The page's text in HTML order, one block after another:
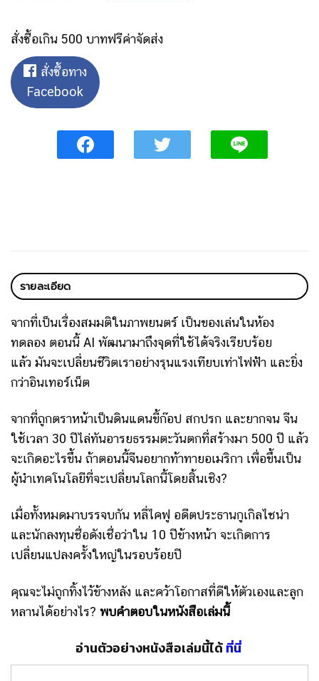
สั่งซื้อเกิน 500 บาทฟรีค่าจัดส่ง
สั่งซื้อทาง
Facebook
รายละเอียด
จากที่เป็นเรื่องสมมติในภาพยนตร์ เป็นของเล่นในห้อง
ทดลอง ตอนนี้ AI พัฒนามาถึงจุดที่ใช้ได้จริงเรียบร้อย
แล้ว มันจะเปลี่ยนชีวิตเราอย่างรุนแรงเทียบเท่าไฟฟ้า และยิ่ง
กว่าอินเทอร์เน็ต
จากที่ถูกตราหน้าเป็นดินแดนขี้ก๊อป สกปรก และยากจน จีน
ใช้เวลา 30 ปีไล่ทันอารยธรรมตะวันตกที่สร้างมา 500 ปี แล้ว
จะเกิดอะไรขึ้น ถ้าตอนนี้จีนอยากท้าทายอเมริกา เพื่อขึ้นเป็น
ผู้นำเทคโนโลยีที่จะเปลี่ยนโลกนี้โดยสิ้นเชิง?
เมื่อทั้งหมดมาบรรจบกัน หลี่ไคฟู อดีตประธานกูเกิลไชน่า
และนักลงทุนชื่อดังเชื่อว่าใน 10 ปีข้างหน้า จะเกิดการ
เปลี่ยนแปลงครั้งใหญ่ในรอบร้อยปี
คุณจะไม่ถูกทิ้งไว้ข้างหลัง และคว้าโอกาสที่ดีให้ตัวเองและลูก
หลานได้อย่างไร? พบคำตอบในหนังสือเล่มนี้
อ่านตัวอย่างหนังสือเล่มนี้ได้ที่นี่